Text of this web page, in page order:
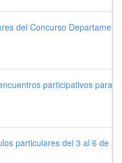
del Concurso
participativos para
particulares del 3 al 6 de